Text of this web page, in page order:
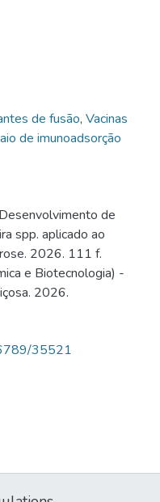
de fusão, Vacinas
de imunoadsorção
de
spp. aplicado ao
2026. 111 f.
e Biotecnologia) -
2026.
35521